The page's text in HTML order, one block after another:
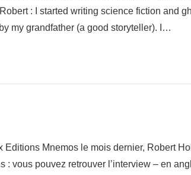
: I started writing science fiction and
my grandfather (a good storyteller). I…
Editions Mnemos le mois dernier, Robert
vous pouvez retrouver l’interview – en